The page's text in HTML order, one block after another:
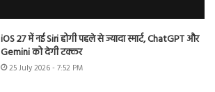
iOS 27 में नई Siri होगी पहले से ज्यादा स्मार्ट, ChatGPT और
Gemini को देगी टक्कर
25 July 2026 - 7:52 PM